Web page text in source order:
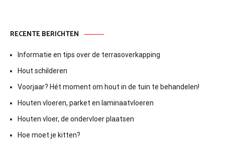
RECENTE BERICHTEN
Informatie en tips over de terrasoverkapping
Hout schilderen
Voorjaar? Hét moment om hout in de tuin te behandelen!
Houten vloeren, parket en laminaatvloeren
Houten vloer, de ondervloer plaatsen
Hoe moet je kitten?